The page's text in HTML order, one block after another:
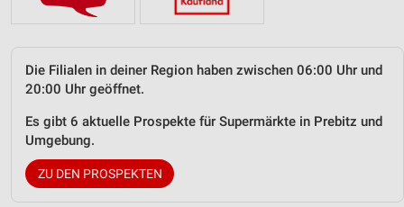
Die Filialen in deiner Region haben zwischen 06:00 Uhr und
20:00 Uhr geöffnet.
Es gibt 6 aktuelle Prospekte für Supermärkte in Prebitz und
Umgebung.
ZU DEN PROSPEKTEN